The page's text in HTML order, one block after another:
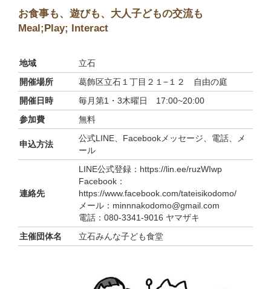
お食事も、遊びも、大人子どもの交流も
Meal;Play; Interact
地域
立石
開催場所
葛飾区立石１丁目２１−１２ 自由の庭
開催日時
毎月第1・3木曜日 17:00~20:00
参加費
無料
申込方法
公式LINE、Facebookメッセージ、電話、メ
ール
連絡先
LINE公式登録：https://lin.ee/ruzWIwp
Facebook：
https://www.facebook.com/tateisikodomo/
メール：minnnakodomo@gmail.com
電話：080-3341-9016 ヤマザキ
主催団体名
立石みんな子ども食堂